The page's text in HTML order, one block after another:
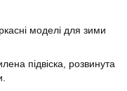
моделі для зими
підвіска, розвинута